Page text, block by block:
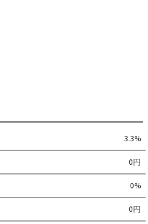
3.3%
0円
0%
0円